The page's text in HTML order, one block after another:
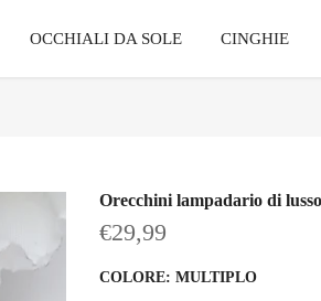
OCCHIALI DA SOLE CINGHIE
Orecchini lampadario di lusso
€29,99
COLORE: MULTIPLO